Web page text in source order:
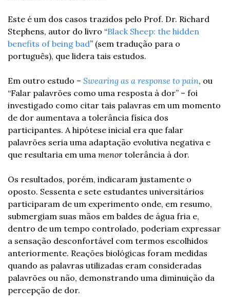
Este é um dos casos trazidos pelo Prof. Dr. Richard
Stephens, autor do livro “Black Sheep: the hidden
benefits of being bad” (sem tradução para o
português), que lidera tais estudos.
Em outro estudo – Swearing as a response to pain, ou
“Falar palavrões como uma resposta à dor” – foi
investigado como citar tais palavras em um momento
de dor aumentava a tolerância física dos
participantes. A hipótese inicial era que falar
palavrões seria uma adaptação evolutiva negativa e
que resultaria em uma menor tolerância à dor.
Os resultados, porém, indicaram justamente o
oposto. Sessenta e sete estudantes universitários
participaram de um experimento onde, em resumo,
submergiam suas mãos em baldes de água fria e,
dentro de um tempo controlado, poderiam expressar
a sensação desconfortável com termos escolhidos
anteriormente. Reações biológicas foram medidas
quando as palavras utilizadas eram consideradas
palavrões ou não, demonstrando uma diminuição da
percepção de dor.